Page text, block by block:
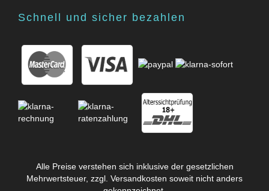
Schnell und sicher bezahlen
Alle Preise verstehen sich inklusive der gesetzlichen
Mehrwertsteuer, zzgl. Versandkosten soweit nicht anders